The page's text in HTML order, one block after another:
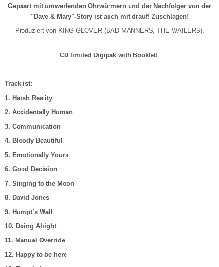
Gepaart mit umwerfenden Ohrwürmern und der Nachfolger von der
"Dave & Mary"-Story ist auch mit drauf! Zuschlagen!
Produziert von KING GLOVER (BAD MANNERS, THE WAILERS),
CD limited Digipak with Booklet!
Tracklist:
1. Harsh Reality
2. Accidentally Human
3. Communication
4. Bloody Beautiful
5. Emotionally Yours
6. Good Decision
7. Singing to the Moon
8. David Jones
9. Humpt´s Wall
10. Doing Alright
11. Manual Override
12. Happy to be here